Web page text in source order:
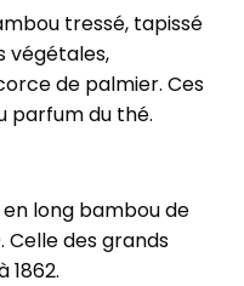
tressé, tapissé
végétales,
de palmier. Ces
parfum du thé.
long bambou de
Celle des grands
1862.